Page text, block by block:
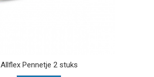
Allflex Pennetje 2 stuks